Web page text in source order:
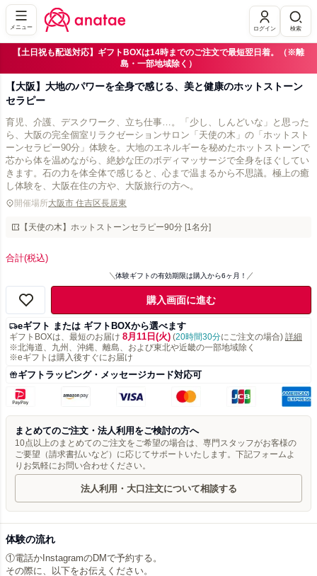
メニュー ログイン 検索
【土日祝も配送対応】ギフトBOXは14時までのご注文で最短翌日着。（※離
島・一部地域除く）
【大阪】大地のパワーを全身で感じる、美と健康のホットストーン
セラピー
育児、介護、デスクワーク、立ち仕事…。「少し、しんどいな」と思った
ら、大阪の完全個室リラクゼーションサロン「天使の木」の「ホットスト
ーンセラピー90分」体験を。大地のエネルギーを秘めたホットストーンで
芯から体を温めながら、絶妙な圧のボディマッサージで全身をほぐしてい
きます。石の力を体全体で感じると、心まで温まるから不思議。極上の癒
し体験を、大阪在住の方や、大阪旅行の方へ。
開催場所大阪市 住吉区長居東
【天使の木】ホットストーンセラピー90分 [1名分]
合計(税込)
体験ギフトの有効期限は購入から6ヶ月！
購入画面に進む
eギフト または ギフトBOXから選べます
ギフトBOXは、最短のお届け 8月11日(火) (20時間30分にご注文の場合) 詳細
※北海道、九州、沖縄、離島、および東北や近畿の一部地域除く
※eギフトは購入後すぐにお届け
ギフトラッピング・メッセージカード対応可
まとめてのご注文・法人利用をご検討の方へ
10点以上のまとめてのご注文をご希望の場合は、専門スタッフがお客様の
ご要望（請求書払いなど）に応じてサポートいたします。下記フォームよ
りお気軽にお問い合わせください。
法人利用・大口注文について相談する
体験の流れ
①電話かInstagramのDMで予約する。
その際に、以下をお伝えください。